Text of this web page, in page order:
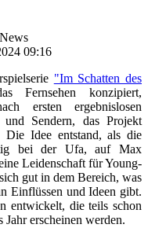
09:16
"Im Schatten des
Fernsehen konzipiert,
ersten ergebnislosen
Sendern, das Projekt
Die Idee entstand, als die
bei der Ufa, auf Max
Leidenschaft für Young-
gut in dem Bereich, was
Einflüssen und Ideen gibt.
entwickelt, die teils schon
erscheinen werden.